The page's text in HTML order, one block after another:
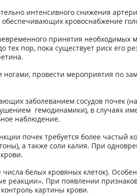
интенсивного снижения
кровоснабжение
принятия необходимых
пор, пока существует риск его
ногами, провести мероприятия по
заболеванием сосудов почек
гемодинамики), в случаях
наблюдение.
почек требуется более частый
а также соли калия. При
белых кровяных клеток).
реакции». При появлении
картины крови.